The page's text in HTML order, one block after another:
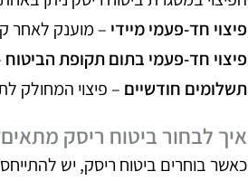
פיצוי חד-פעמי מיידי – מוענק לאחר
פיצוי חד-פעמי בתום תקופת הביטוח
תשלומים חודשיים – פיצוי
איך לבחור ביטוח ריסק
כאשר בוחרים ביטוח ריסק, יש